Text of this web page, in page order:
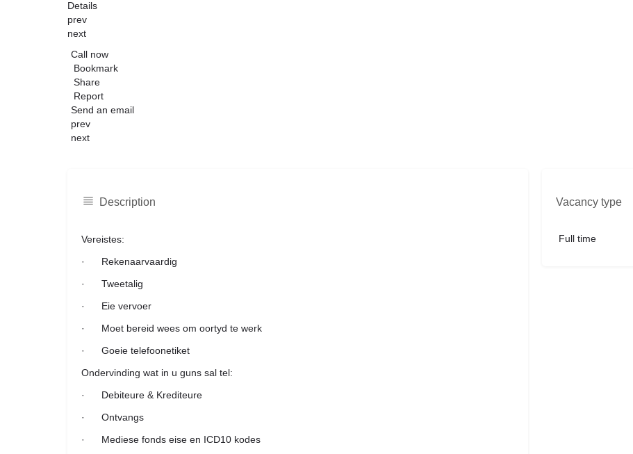
Details
prev
next
Call now
Bookmark
Share
Report
Send an email
prev
next
Description
Vereistes:
· Rekenaarvaardig
· Tweetalig
· Eie vervoer
· Moet bereid wees om oortyd te werk
· Goeie telefoonetiket
Ondervinding wat in u guns sal tel:
· Debiteure & Krediteure
· Ontvangs
· Mediese fonds eise en ICD10 kodes
Vacancy type
Full time